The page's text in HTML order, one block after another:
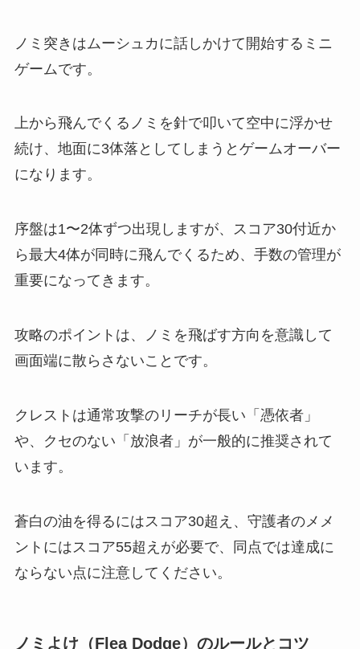
ノミ突きはムーシュカに話しかけて開始するミニ
ゲームです。
上から飛んでくるノミを針で叩いて空中に浮かせ
続け、地面に3体落としてしまうとゲームオーバー
になります。
序盤は1〜2体ずつ出現しますが、スコア30付近か
ら最大4体が同時に飛んでくるため、手数の管理が
重要になってきます。
攻略のポイントは、ノミを飛ばす方向を意識して
画面端に散らさないことです。
クレストは通常攻撃のリーチが長い「憑依者」
や、クセのない「放浪者」が一般的に推奨されて
います。
蒼白の油を得るにはスコア30超え、守護者のメメ
ントにはスコア55超えが必要で、同点では達成に
ならない点に注意してください。
ノミよけ（Flea Dodge）のルールとコツ